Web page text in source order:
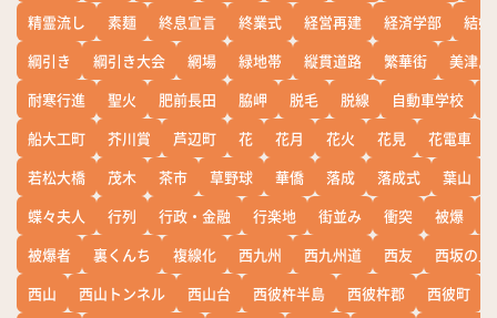
精霊流し
素麺 終息宣言 終業式 経営再建 経済学部
結婚
綱引き
綱引き大会 網場 緑地帯 縦貫道路 繁華街
美津島
耐寒行進
聖火 肥前長田 脇岬 脱毛 脱線 自動車学校
船大工町
芥川賞 芦辺町 花 花月 花火 花見 花電車
若松大橋
茂木 茶市 草野球 華僑 落成 落成式 葉山
蝶々夫人
行列 行政・金融 行楽地 街並み 衝突 被爆
被爆者
裏くんち 複線化 西九州 西九州道 西友
西坂の丘
西山
西山トンネル 西山台 西彼杵半島 西彼杵郡 西彼町